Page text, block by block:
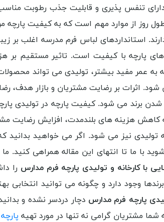
تنفس پذیری و قابلیت جذب رطوبت
از موارد مهم است که به کیفیت پارچه
استانداردهای لباس فرم مدرسه اغلب بر
پارچه با کیفیت است. تاثیر مستقیم بر
عمر مفید بیشتر، تولیدی می تواند
شود. اثرات بر رضایت مشتریان و بازار هدف،
برند می شود. کیفیت پارچه در تولیدی
کاهش هزینه های بلندمدت، افزایش رضایت
تولیدی نیز می شود. اگر می خواهید بدانید
با ما تا انتهای این مقاله همراهی کنید.
با کارخانه و تولیدی پارچه فرم مدارس را
وجود دارد و چگونه می توانید انتخابی
پارچه فرم مدارس دچار دردسر نشده و
مشتریان گرامی نه تنها در مورد تهیه